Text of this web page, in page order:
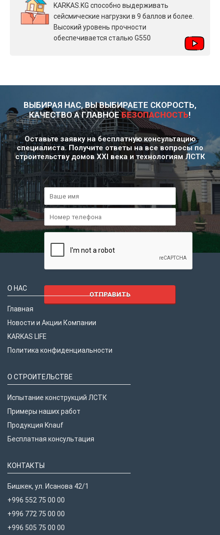
KARKAS.KG способно выдерживать
сейсмические нагрузки в 9 баллов и более.
Высокий уровень прочности
обеспечивается сталью G550
ВЫБИРАЯ НАС, ВЫ ВЫБИРАЕТЕ СКОРОСТЬ,
КАЧЕСТВО А ГЛАВНОЕБЕЗОПАСНОСТЬ!
Оставьте заявку на бесплатную консультацию
специалиста. Получите ответы на все вопросы по
строительству домов XXI века и технологиям ЛСТК
я
*
Т
е
л
ф
н
ОТПРАВИТЬ
О НАС
Главная
Новости и Акции Компании
KARKAS LIFE
Политика конфиденциальности
О СТРОИТЕЛЬСТВЕ
Испытание конструкций ЛСТК
Примеры наших работ
Продукция Knauf
Бесплатная консультация
КОНТАКТЫ
Бишкек, ул. Исанова 42/1
+996 552 75 00 00
+996 772 75 00 00
+996 505 75 00 00